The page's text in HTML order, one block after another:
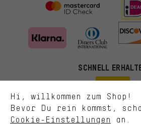
SCHNELL
Hi, willkommen zum Shop!
Bevor Du rein kommst,
Cookie-Einstellungen an.
Passendere Angebote
Du bekommst, statt zufälliger
Angebote von uns. Diese Cookies
besser zu erkennen und Dir relevante
zeigen.
Bessere Leistung
Uns interessiert, was Du in unserem
selbst Einfluss auf die Verbesserung
unseres Shop-Angebots.